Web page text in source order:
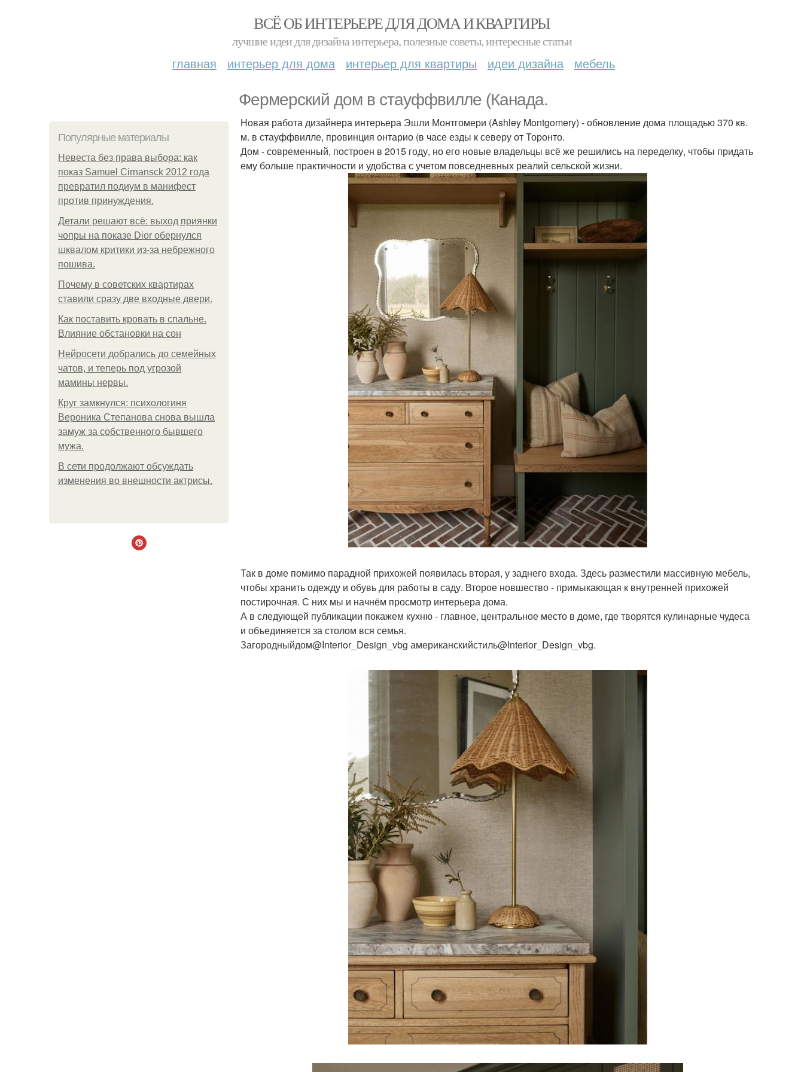
ВСЁ ОБ ИНТЕРЬЕРЕ ДЛЯ ДОМА И КВАРТИРЫ
лучшие идеи для дизайна интерьера, полезные советы, интересные статьи
главная интерьер для дома интерьер для квартиры идеи дизайна мебель
Фермерский дом в стауффвилле (Канада.
Популярные материалы
Невеста без права выбора: как
показ Samuel Cirnansck 2012 года
превратил подиум в манифест
против принуждения.
Детали решают всё: выход приянки
чопры на показе Dior обернулся
шквалом критики из-за небрежного
пошива.
Почему в советских квартирах
ставили сразу две входные двери.
Как поставить кровать в спальне.
Влияние обстановки на сон
Нейросети добрались до семейных
чатов, и теперь под угрозой
мамины нервы.
Круг замкнулся: психологиня
Вероника Степанова снова вышла
замуж за собственного бывшего
мужа.
В сети продолжают обсуждать
изменения во внешности актрисы.
Новая работа дизайнера интерьера Эшли Монтгомери (Ashley Montgomery) - обновление дома площадью 370 кв.
м. в стауффвилле, провинция онтарио (в часе езды к северу от Торонто.
Дом - современный, построен в 2015 году, но его новые владельцы всё же решились на переделку, чтобы придать
ему больше практичности и удобства с учетом повседневных реалий сельской жизни.
Так в доме помимо парадной прихожей появилась вторая, у заднего входа. Здесь разместили массивную мебель,
чтобы хранить одежду и обувь для работы в саду. Второе новшество - примыкающая к внутренней прихожей
постирочная. С них мы и начнём просмотр интерьера дома.
А в следующей публикации покажем кухню - главное, центральное место в доме, где творятся кулинарные чудеса
и объединяется за столом вся семья.
Загородныйдом@Interior_Design_vbg американскийстиль@Interior_Design_vbg.